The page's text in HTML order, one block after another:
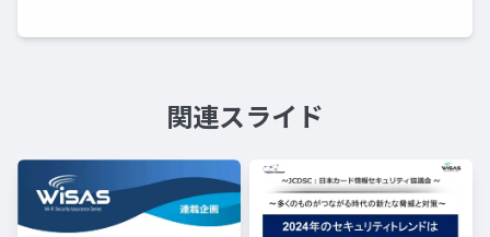
関連スライド